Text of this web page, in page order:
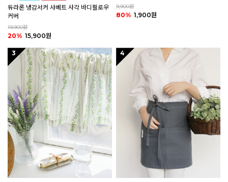
듀라론 냉감서커 샤베트 사각 바디필로우
커버
19,900원
20% 15,900원
9,900원
80% 1,900원
3 4